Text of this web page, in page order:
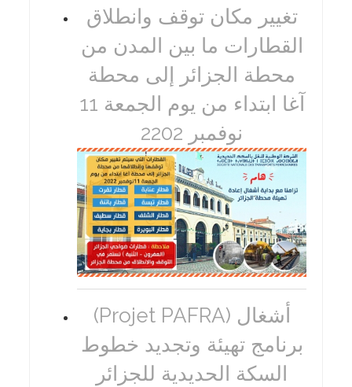
تغيير مكان توقف وانطلاق
القطارات ما بين المدن من
محطة الجزائر إلى محطة
آغا ابتداء من يوم الجمعة 11
نوفمبر 2202
(Projet PAFRA) أشغال
برنامج تهيئة وتجديد خطوط
السكة الحديدية للجزائر